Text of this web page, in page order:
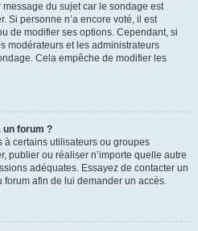
du sujet car le sondage est
Si personne n’a encore voté, il est
de modifier ses options. Cependant, si
modérateurs et les administrateurs
Cela empêche de modifier les
un forum ?
à certains utilisateurs ou groupes
publier ou réaliser n’importe quelle autre
adéquates. Essayez de contacter un
afin de lui demander un accès.